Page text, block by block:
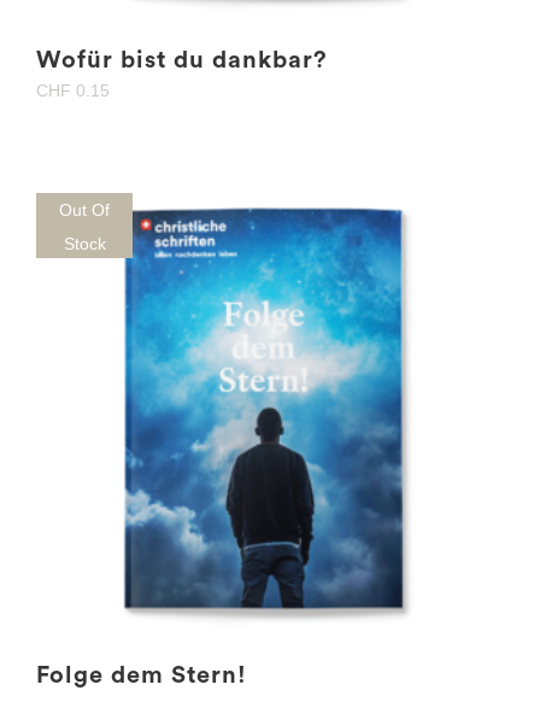
Wofür bist du dankbar?
CHF 0.15
Out Of
Stock
Folge dem Stern!